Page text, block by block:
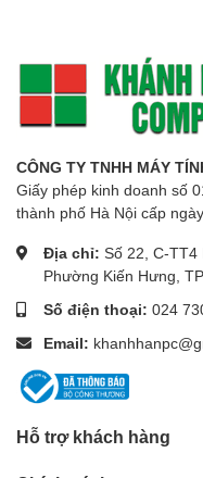
CÔNG TY TNHH MÁY
Giấy phép kinh doanh số
thành phố Hà Nội cấp
Địa chỉ: Số 22, C-TT4
Phường Kiến Hưng,
Số điện thoại: 024
Email:
Hỗ trợ khách hàng